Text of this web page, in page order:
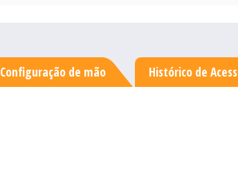
Configuração de mão Histórico de